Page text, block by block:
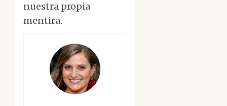
nuestra propia
mentira.